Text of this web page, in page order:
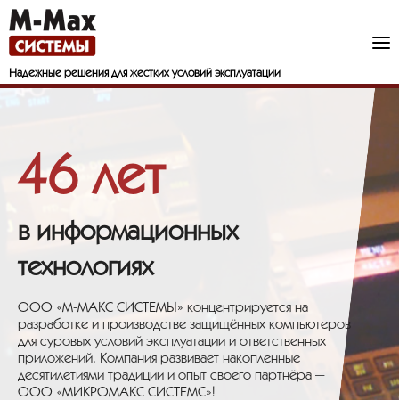
Надежные решения для жестких условий эксплуатации
46 лет
в информационных
технологиях
ООО «М-МАКС СИСТЕМЫ» концентрируется на
разработке и производстве защищённых компьютеров
для суровых условий эксплуатации и ответственных
приложений. Компания развивает накопленные
десятилетиями традиции и опыт своего партнёра —
ООО «МИКРОМАКС СИСТЕМС»!